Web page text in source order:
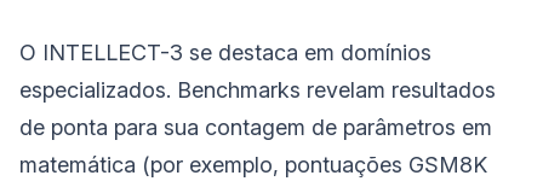
O INTELLECT-3 se destaca em domínios
especializados. Benchmarks revelam resultados
de ponta para sua contagem de parâmetros em
matemática (por exemplo, pontuações GSM8K